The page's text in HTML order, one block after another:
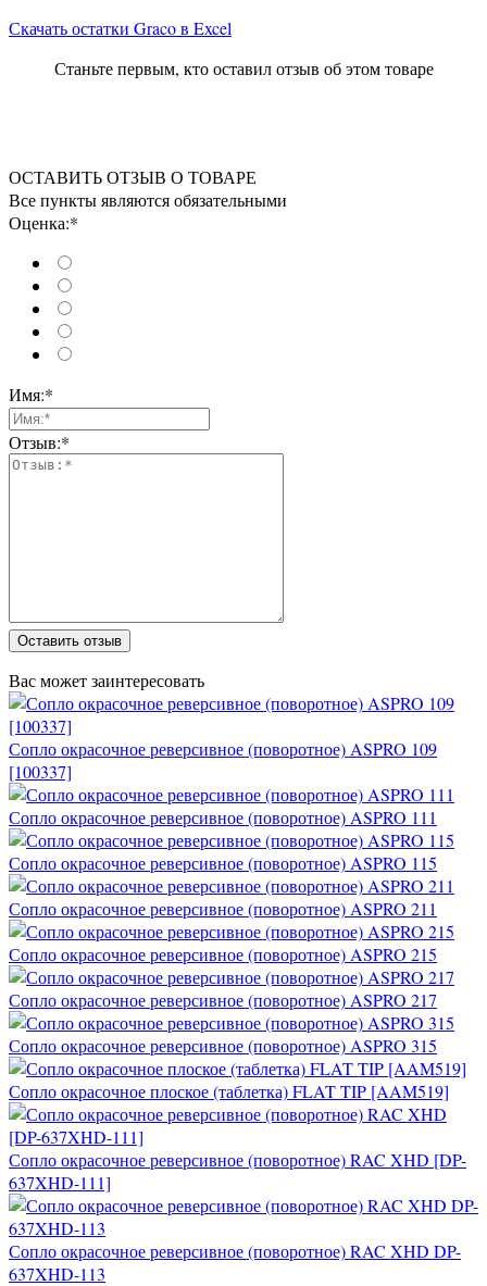
Скачать остатки Graco в Excel
Станьте первым, кто оставил отзыв об этом товаре
ОСТАВИТЬ ОТЗЫВ О ТОВАРЕ
Все пункты являются обязательными
Оценка:*
Имя:*
Отзыв:*
Оставить отзыв
Вас может заинтересовать
Сопло окрасочное реверсивное (поворотное) ASPRO 109
[100337]
Сопло окрасочное реверсивное (поворотное) ASPRO 111
Сопло окрасочное реверсивное (поворотное) ASPRO 115
Сопло окрасочное реверсивное (поворотное) ASPRO 211
Сопло окрасочное реверсивное (поворотное) ASPRO 215
Сопло окрасочное реверсивное (поворотное) ASPRO 217
Сопло окрасочное реверсивное (поворотное) ASPRO 315
Сопло окрасочное плоское (таблетка) FLAT TIP [AAM519]
Сопло окрасочное реверсивное (поворотное) RAC XHD [DP-
637XHD-111]
Сопло окрасочное реверсивное (поворотное) RAC XHD DP-
637XHD-113